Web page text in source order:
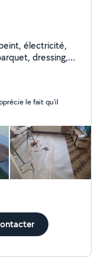
électricité,
dressing,
le fait qu'il